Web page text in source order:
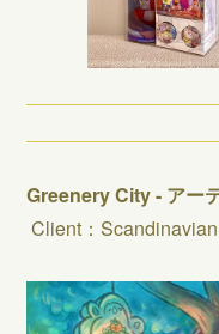
Greenery City - アー
Client：